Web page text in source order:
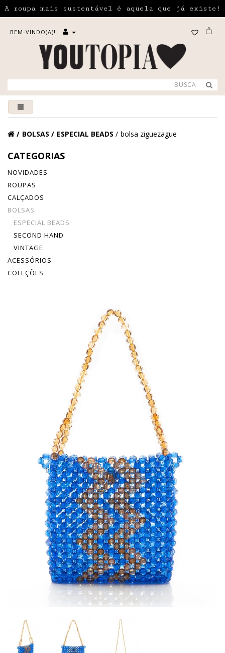
A roupa mais sustentável é aquela que já existe!
BEM-VINDO(A)!
BOLSAS ESPECIAL BEADS bolsa ziguezague
CATEGORIAS
NOVIDADES
ROUPAS
CALÇADOS
BOLSAS
ESPECIAL BEADS
SECOND HAND
VINTAGE
ACESSÓRIOS
COLEÇÕES